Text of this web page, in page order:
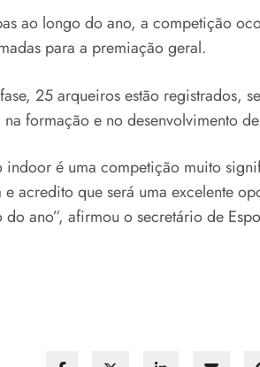
ao longo do ano, a competição
para a premiação geral.
25 arqueiros estão
formação e no desenvolvimento
indoor é uma competição muito
acredito que será uma excelente
do ano”, afirmou o secretário de